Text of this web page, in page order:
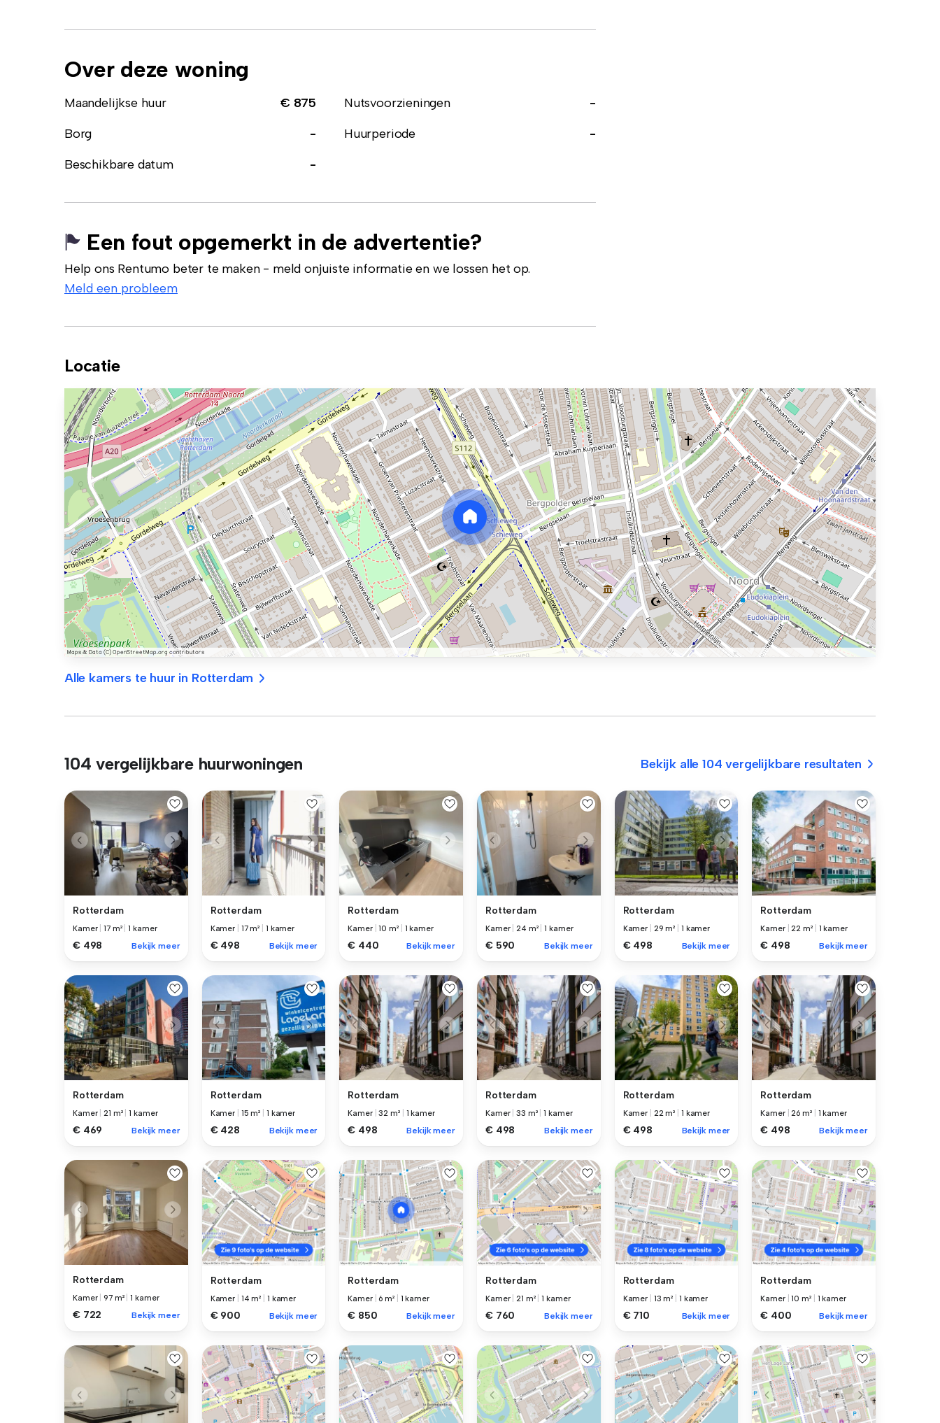
Over deze woning
Maandelijkse huur € 875 Nutsvoorzieningen
-
Borg
- Huurperiode
-
Beschikbare datum
-
Een fout opgemerkt in de advertentie?
Help ons Rentumo beter te maken - meld onjuiste informatie en we lossen het op.
Meld een probleem
Locatie
Alle kamers te huur in Rotterdam
104 vergelijkbare huurwoningen Bekijk alle 104 vergelijkbare resultaten
Rotterdam
Kamer |17 m² |1 kamer
€ 498 Bekijk meer
Rotterdam
Kamer 17 m² 1 kamer
€ 498 Bekijk meer
Rotterdam
Kamer |10 m² 1 kamer
€ 440 Bekijk meer
Rotterdam
Kamer |24 m² |1 kamer
€ 590 Bekijk meer
Rotterdam
Kamer 29 m² 1 kamer
€ 498 Bekijk meer
Rotterdam
Kamer |22 m² 1 kamer
€ 498 Bekijk meer
Rotterdam
Kamer |21 m² |1 kamer
€ 469 Bekijk meer
Rotterdam
Kamer 15 m² 1 kamer
€ 428 Bekijk meer
Rotterdam
Kamer |32 m² 1 kamer
€ 498 Bekijk meer
Rotterdam
Kamer |33 m² |1 kamer
€ 498 Bekijk meer
Rotterdam
Kamer 22 m² 1 kamer
€ 498 Bekijk meer
Rotterdam
Kamer |26 m² 1 kamer
€ 498 Bekijk meer
Rotterdam
Kamer |97 m² |1 kamer
€ 722 Bekijk meer
Rotterdam
Kamer 14 m² 1 kamer
€ 900 Bekijk meer
Rotterdam
Kamer 6 m² 1 kamer
€ 850 Bekijk meer
Rotterdam
Kamer |21 m² |1 kamer
€ 760 Bekijk meer
Rotterdam
Kamer 13 m² 1 kamer
€ 710 Bekijk meer
Rotterdam
Kamer |10 m² 1 kamer
€ 400 Bekijk meer